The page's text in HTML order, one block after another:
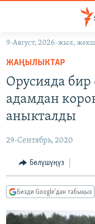
Навигацияга
өтүңүз
Издөөгө
салыңызКЫРГЫЗСТАН
МАДАНИЯТ
ДҮЙНӨ
ТВ ПРОГРАММАЛАР
БҮГҮН АЗАТТЫКТА
ДАНИСТЕ
ПОДКАСТ
Русский
9-Август, 2026-жыл,
ЖАҢЫЛЫКТАР
Орусияда бир
адамдан
аныкталды
29-Сентябрь, 2020
Бөлүшүңүз
Бизди Google'дан табыңыз